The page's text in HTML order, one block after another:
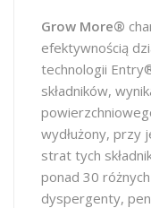
Grow More®
efektywnością
technologii
składników,
wydłużony, przy
strat tych
ponad 30
dyspergenty,